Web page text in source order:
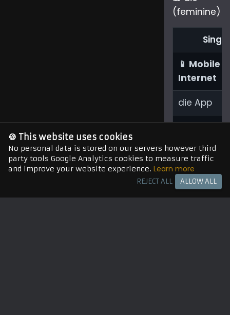
(feminine)
📱 Mobile &
Internet
die App
die Cloud
🍪 This website uses cookies
No personal data is stored on our servers however third
party tools Google Analytics cookies to measure traffic
and improve your website experience. Learn more
ALLOW ALL
REJECT ALL